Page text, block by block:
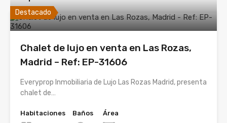
Destacado
Chalet de lujo en venta en Las Rozas,
Madrid – Ref: EP-31606
Everyprop Inmobiliaria de Lujo Las Rozas Madrid, presenta
chalet de…
Habitaciones
Baños
Área